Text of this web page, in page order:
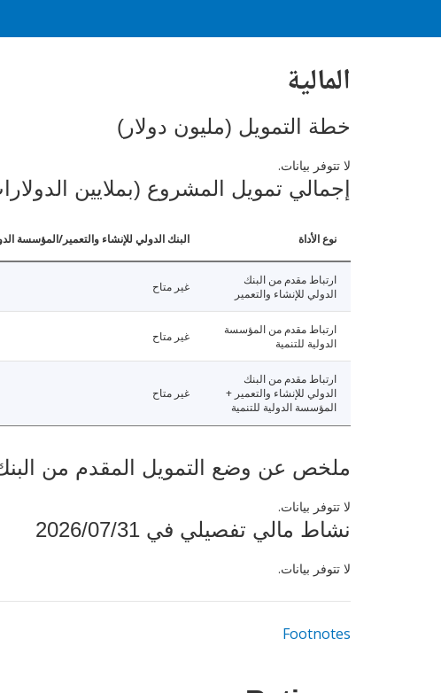
المالية
خطة التمويل (مليون دولار)
لا تتوفر بيانات.
إجمالي تمويل المشروع (بملايين
نوع الأداة البنك الدولي للإنشاء والتعمير/المؤسسة
ارتباط مقدم من البنك
الدولي للإنشاء والتعمير
غير متاح
ارتباط مقدم من المؤسسة
الدولية للتنمية
غير متاح
ارتباط مقدم من البنك
الدولي للإنشاء والتعمير +
المؤسسة الدولية للتنمية
غير متاح
ملخص عن وضع التمويل المقدم من البنك
لا تتوفر بيانات.
نشاط مالي تفصيلي في 2026/07/31
لا تتوفر بيانات.
Footnotes